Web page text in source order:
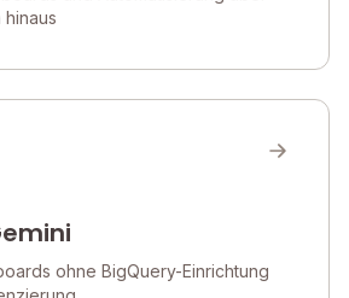
ohne BigQuery-Einrichtung